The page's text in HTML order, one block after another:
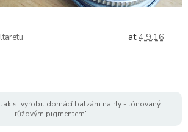
at4.9.16
si vyrobit domácí balzám na rty - tónovaný
růžovým pigmentem"